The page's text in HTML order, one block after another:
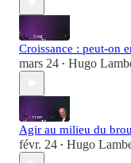
Croissance : peut-on
mars 24 • Hugo
Agir au milieu du
févr. 24 • Hugo